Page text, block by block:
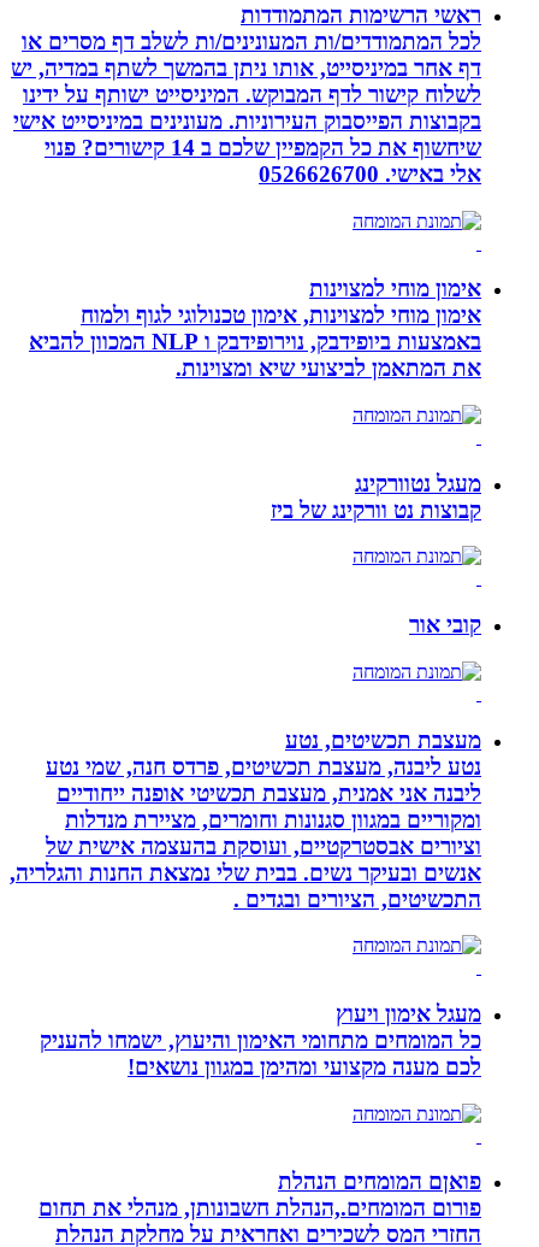
ראשי הרשימות המתמודדות
לכל המתמודדים/ות המעונינים/ות לשלב דף מסרים או
דף אחר במיניסייט, אותו ניתן בהמשך לשתף במדיה, יש
לשלוח קישור לדף המבוקש. המיניסייט ישותף על ידינו
בקבוצות הפייסבוק העירוניות. מעונינים במיניסייט אישי
שיחשוף את כל הקמפיין שלכם ב 14 קישורים? פנוי
אלי באישי. 0526626700
אימון מוחי למצוינות
אימון מוחי למצוינות, אימון טכנולוגי לגוף ולמוח
באמצעות ביופידבק, נוירופידבק ו NLP המכוון להביא
את המתאמן לביצועי שיא ומצוינות.
מעגל נטוורקינג
קבוצות נט וורקינג של ביז
קובי אור
מעצבת תכשיטים, נטע
נטע ליבנה, מעצבת תכשיטים, פרדס חנה, שמי נטע
ליבנה אני אמנית, מעצבת תכשיטי אופנה ייחודיים
ומקוריים במגוון סגנונות וחומרים, מציירת מנדלות
וציורים אבסטרקטיים, ועוסקת בהעצמה אישית של
אנשים ובעיקר נשים. בבית שלי נמצאת החנות והגלריה,
התכשיטים, הציורים ובגדים .
מעגל אימון ויעוץ
כל המומחים מתחומי האימון והיעוץ, ישמחו להעניק
לכם מענה מקצועי ומהימן במגוון נושאים!
פואןם המומחים הנהלת
פורום המומחים.,הנהלת חשבונותן, מנהלי את תחום
החזרי המס לשכירים ואחראית על מחלקת הנהלת